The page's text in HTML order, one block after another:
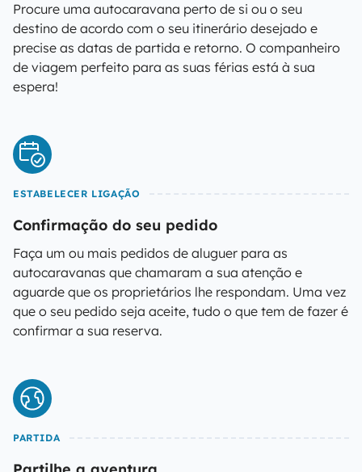
Procure uma autocaravana perto de si ou o seu
destino de acordo com o seu itinerário desejado e
precise as datas de partida e retorno. O companheiro
de viagem perfeito para as suas férias está à sua
espera!
ESTABELECER LIGAÇÃO
Confirmação do seu pedido
Faça um ou mais pedidos de aluguer para as
autocaravanas que chamaram a sua atenção e
aguarde que os proprietários lhe respondam. Uma vez
que o seu pedido seja aceite, tudo o que tem de fazer é
confirmar a sua reserva.
PARTIDA